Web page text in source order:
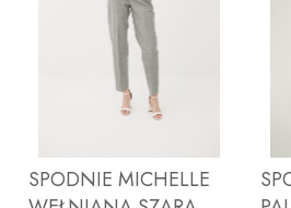
ZOBACZ PRODUKT
SPODNIE MICHELLE